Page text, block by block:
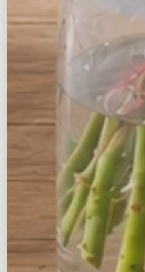
Ilość kwiatów – 15
Długość kwiatów – 40 cm
Być może
Białe róże w pudełku
220,00zł